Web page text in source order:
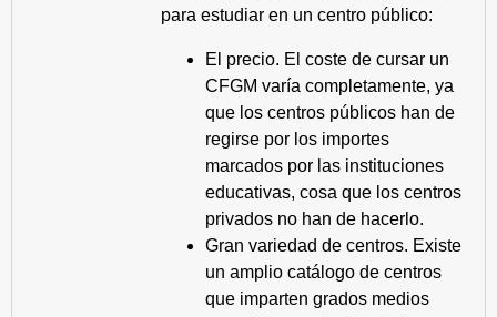
para estudiar en un centro público:
El precio. El coste de cursar un
CFGM varía completamente, ya
que los centros públicos han de
regirse por los importes
marcados por las instituciones
educativas, cosa que los centros
privados no han de hacerlo.
Gran variedad de centros. Existe
un amplio catálogo de centros
que imparten grados medios